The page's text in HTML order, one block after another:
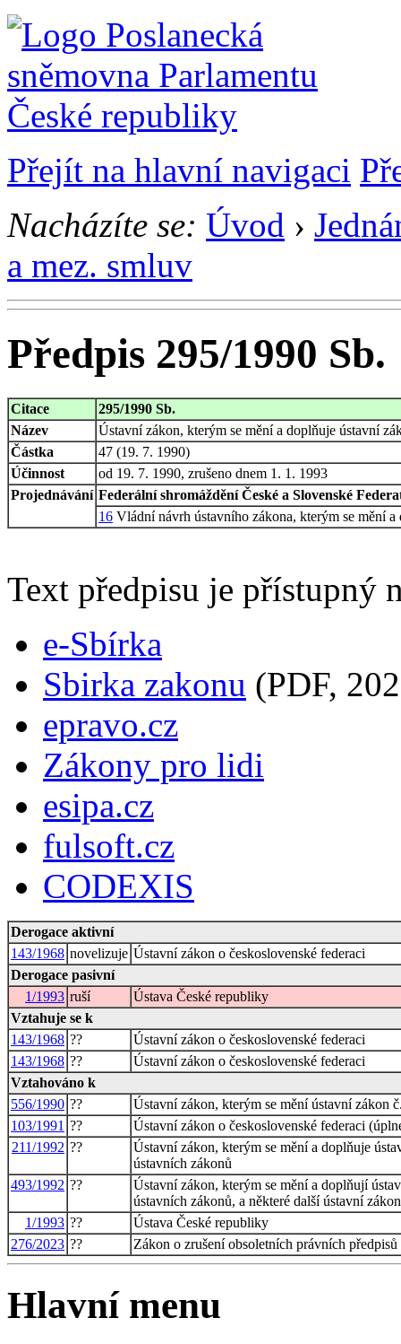
Přejít na hlavní navigaci
Nacházíte se: Úvod ›
a mez. smluv
Předpis 295/1990 Sb.
Citace
295/1990 Sb.
Název
Ústavní zákon, kterým se mění a doplňuje ústavní
Částka
47 (19. 7. 1990)
Účinnost
od 19. 7. 1990, zrušeno dnem 1. 1. 1993
Projednávání Federální shromáždění České a Slovenské
16 Vládní návrh ústavního zákona, kterým se mění a
Text předpisu je přístupný
e-Sbírka
Sbirka zakonu (PDF,
epravo.cz
Zákony pro lidi
esipa.cz
fulsoft.cz
CODEXIS
Derogace aktivní
143/1968 novelizuje Ústavní zákon o československé federaci
Derogace pasivní
1/1993 ruší
Ústava České republiky
Vztahuje se k
143/1968 ??
Ústavní zákon o československé federaci
143/1968 ??
Ústavní zákon o československé federaci
Vztahováno k
556/1990 ??
Ústavní zákon, kterým se mění ústavní zákon
103/1991 ??
Ústavní zákon o československé federaci
211/1992 ??
Ústavní zákon, kterým se mění a doplňuje
ústavních zákonů
493/1992 ??
Ústavní zákon, kterým se mění a doplňují
ústavních zákonů, a některé další ústavní
1/1993 ??
Ústava České republiky
276/2023 ?? Zákon o zrušení obsoletních právních předpisů
Hlavní menu